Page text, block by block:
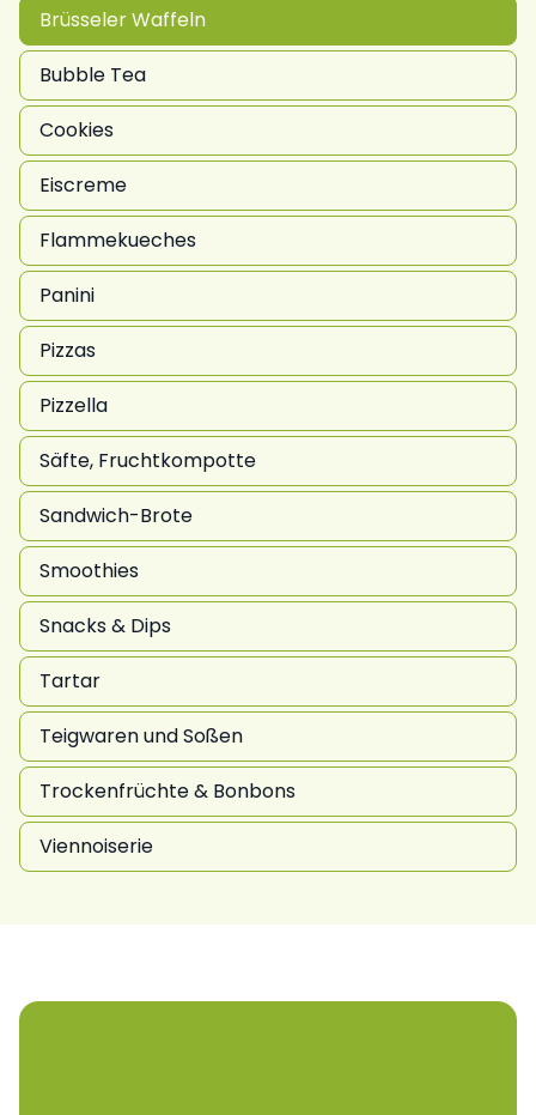
Brüsseler Waffeln
Bubble Tea
Cookies
Eiscreme
Flammekueches
Panini
Pizzas
Pizzella
Säfte, Fruchtkompotte
Sandwich-Brote
Smoothies
Snacks & Dips
Tartar
Teigwaren und Soßen
Trockenfrüchte & Bonbons
Viennoiserie